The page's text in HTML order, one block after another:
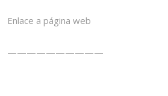
Enlace a página web
——————————